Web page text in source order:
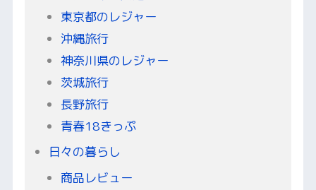
東京都のレジャー
沖縄旅行
神奈川県のレジャー
茨城旅行
長野旅行
青春18きっぷ
日々の暮らし
商品レビュー